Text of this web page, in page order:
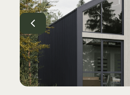
компании